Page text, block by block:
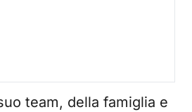
team, della famiglia e